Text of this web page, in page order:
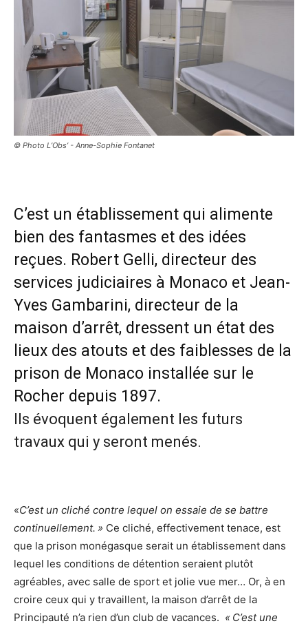
© Photo L’Obs’ - Anne-Sophie Fontanet
C’est un établissement qui alimente
bien des fantasmes et des idées
reçues. Robert Gelli, directeur des
services judiciaires à Monaco et Jean-
Yves Gambarini, directeur de la
maison d’arrêt, dressent un état des
lieux des atouts et des faiblesses de la
prison de Monaco installée sur le
Rocher depuis 1897.
Ils évoquent également les futurs
travaux qui y seront menés.
«C’est un cliché contre lequel on essaie de se battre
continuellement. » Ce cliché, effectivement tenace, est
que la prison monégasque serait un établissement dans
lequel les conditions de détention seraient plutôt
agréables, avec salle de sport et jolie vue mer… Or, à en
croire ceux qui y travaillent, la maison d’arrêt de la
Principauté n’a rien d’un club de vacances. « C’est une